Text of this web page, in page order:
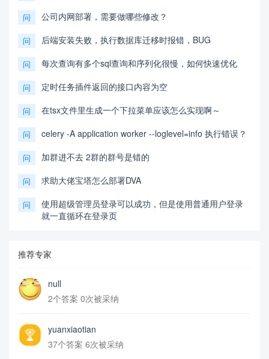
问 公司内网部署，需要做哪些修改？
问 后端安装失败，执行数据库迁移时报错，BUG
问 每次查询有多个sql查询和序列化很慢，如何快速优化
问 定时任务插件返回的接口内容为空
问 在tsx文件里生成一个下拉菜单应该怎么实现啊～
问 celery -A application worker --loglevel=info 执行错误？
问 加群进不去 2群的群号是错的
问 求助大佬宝塔怎么部署DVA
问
使用超级管理员登录可以成功，但是使用普通用户登录
就一直循环在登录页
推荐专家
null
2个答案 0次被采纳
yuanxiaotian
37个答案 6次被采纳